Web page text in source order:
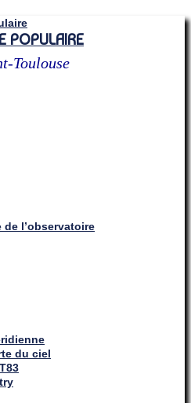
POPULAIRE
Toulouse
de l’observatoire
du ciel